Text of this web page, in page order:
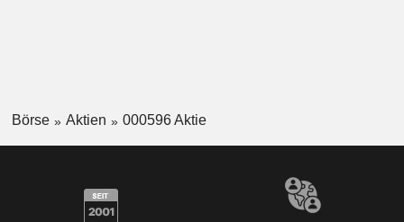
Börse Aktien 000596 Aktie